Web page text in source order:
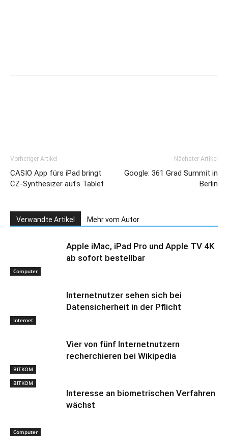
Vorheriger Artikel
CASIO App fürs iPad bringt
CZ-Synthesizer aufs Tablet
Nächster Artikel
Google: 361 Grad Summit in
Berlin
Verwandte Artikel Mehr vom Autor
Computer
Apple iMac, iPad Pro und Apple TV 4K
ab sofort bestellbar
Internet
Internetnutzer sehen sich bei
Datensicherheit in der Pflicht
BITKOM
Vier von fünf Internetnutzern
recherchieren bei Wikipedia
BITKOM
Interesse an biometrischen Verfahren
wächst
Computer